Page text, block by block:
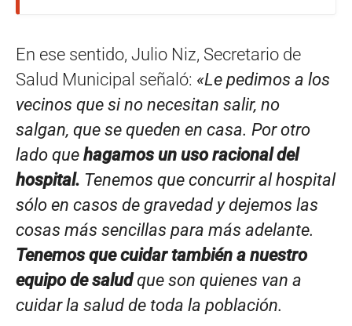
En ese sentido, Julio Niz, Secretario de
Salud Municipal señaló: «Le pedimos a los
vecinos que si no necesitan salir, no
salgan, que se queden en casa. Por otro
lado que hagamos un uso racional del
hospital. Tenemos que concurrir al hospital
sólo en casos de gravedad y dejemos las
cosas más sencillas para más adelante.
Tenemos que cuidar también a nuestro
equipo de saludque son quienes van a
cuidar la salud de toda la población.